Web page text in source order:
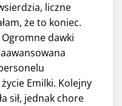
liczne
że to koniec.
dawki
Emilki. Kolejny
sił, jednak chore